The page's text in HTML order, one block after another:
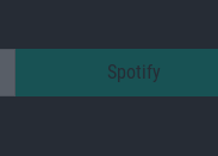
Spotify